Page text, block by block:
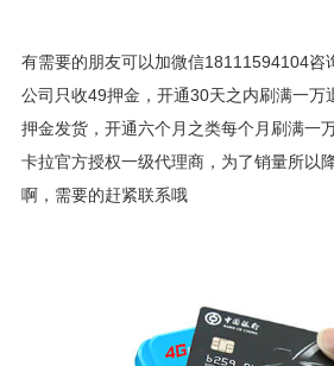
有需要的朋友可以加微信18111594104咨
公司只收49押金，开通30天之内刷满一万
押金发货，开通六个月之类每个月刷满一
卡拉官方授权一级代理商，为了销量所以
啊，需要的赶紧联系哦